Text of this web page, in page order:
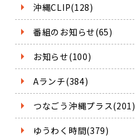
沖縄CLIP(128)
番組のお知らせ(65)
お知らせ(100)
Aランチ(384)
つなごう沖縄プラス(201)
ゆうわく時間(379)